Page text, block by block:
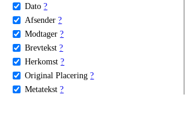
Dato ?
Afsender ?
Modtager ?
Brevtekst ?
Herkomst ?
Original Placering ?
Metatekst ?